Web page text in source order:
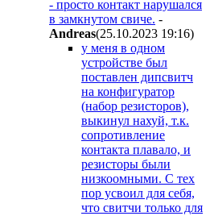
- просто контакт нарушался
в замкнутом свиче. -
Andreas(25.10.2023 19:16)
у меня в одном
устройстве был
поставлен дипсвитч
на конфигуратор
(набор резисторов),
выкинул нахуй, т.к.
сопротивление
контакта плавало, и
резисторы были
низкоомными. С тех
пор усвоил для себя,
что свитчи только для